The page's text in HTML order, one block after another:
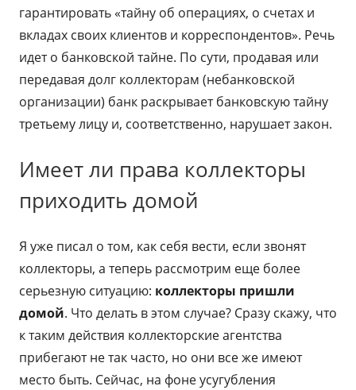
гарантировать «тайну об операциях, о счетах и
вкладах своих клиентов и корреспондентов». Речь
идет о банковской тайне. По сути, продавая или
передавая долг коллекторам (небанковской
организации) банк раскрывает банковскую тайну
третьему лицу и, соответственно, нарушает закон.
Имеет ли права коллекторы
приходить домой
Я уже писал о том, как себя вести, если звонят
коллекторы, а теперь рассмотрим еще более
серьезную ситуацию: коллекторы пришли
домой. Что делать в этом случае? Сразу скажу, что
к таким действия коллекторские агентства
прибегают не так часто, но они все же имеют
место быть. Сейчас, на фоне усугубления